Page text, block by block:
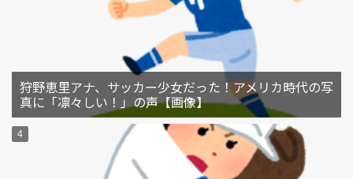
狩野恵里アナ、サッカー少女だった！アメリカ時代の写
真に「凛々しい！」の声【画像】